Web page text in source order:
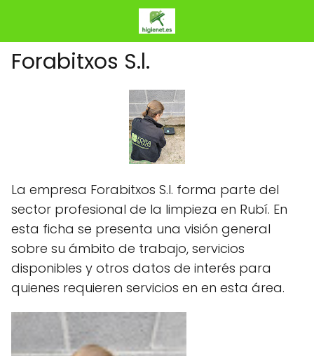
Forabitxos S.l.
La empresa Forabitxos S.l. forma parte del
sector profesional de la limpieza en Rubí. En
esta ficha se presenta una visión general
sobre su ámbito de trabajo, servicios
disponibles y otros datos de interés para
quienes requieren servicios en en esta área.